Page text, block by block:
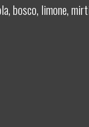
bosco, limone,